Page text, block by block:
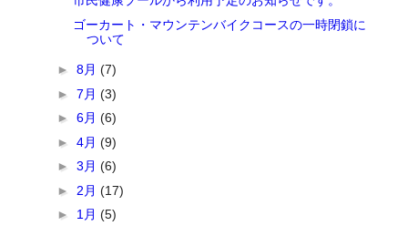
ゴーカート・マウンテンバイクコースの一時閉鎖に
ついて
►8月(7)
►7月(3)
►6月(6)
►4月(9)
►3月(6)
► 2月(17)
► 1月(5)